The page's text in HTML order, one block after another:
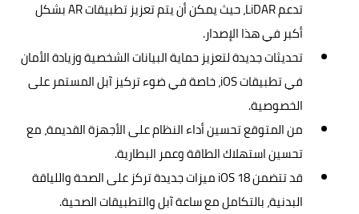
تدعم LiDAR، حيث يمكن أن يتم تعزيز تطبيقات AR بشكل
أكبر في هذا الإصدار.
تحديثات جديدة لتعزيز حماية البيانات الشخصية وزيادة الأمان
في تطبيقات iOS، خاصة في ضوء تركيز آبل المستمر على
الخصوصية.
من المتوقع تحسين أداء النظام على الأجهزة القديمة، مع
تحسين استهلاك الطاقة وعمر البطارية.
قد تتضمن iOS 18 ميزات جديدة تركز على الصحة واللياقة
البدنية، بالتكامل مع ساعة آبل والتطبيقات الصحية.